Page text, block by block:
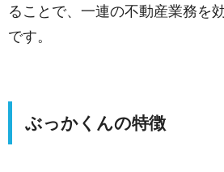
ることで、一連の不動産業務を
です。
ぶっかくんの特徴